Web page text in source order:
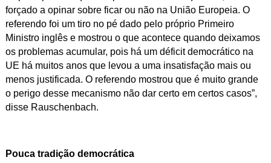
forçado a opinar sobre ficar ou não na União Europeia. O
referendo foi um tiro no pé dado pelo próprio Primeiro
Ministro inglês e mostrou o que acontece quando deixamos
os problemas acumular, pois há um déficit democrático na
UE há muitos anos que levou a uma insatisfação mais ou
menos justificada. O referendo mostrou que é muito grande
o perigo desse mecanismo não dar certo em certos casos”,
disse Rauschenbach.
Pouca tradição democrática